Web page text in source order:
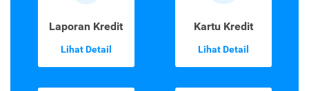
Laporan Kredit
Lihat Detail
Kartu Kredit
Lihat Detail